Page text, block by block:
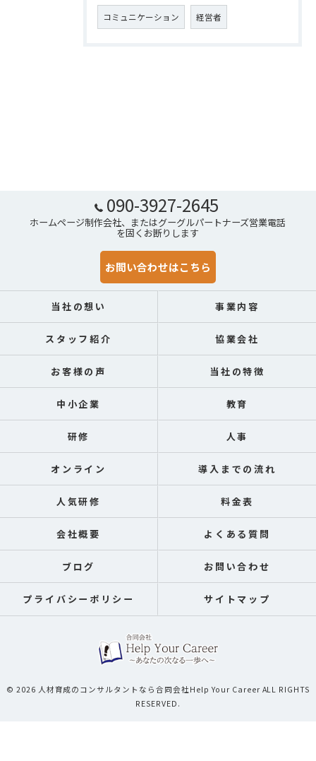
コミュニケーション 経営者
090-3927-2645
ホームページ制作会社、またはグーグルパートナーズ営業電話
を固くお断りします
お問い合わせはこちら
当社の想い 事業内容
スタッフ紹介 協業会社
お客様の声 当社の特徴
中小企業 教育
研修 人事
オンライン 導入までの流れ
人気研修 料金表
会社概要 よくある質問
ブログ お問い合わせ
プライバシーポリシー サイトマップ
© 2026 人材育成のコンサルタントなら合同会社Help Your Career ALL RIGHTS
RESERVED.